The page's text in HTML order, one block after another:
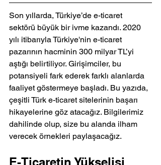
Son yıllarda, Türkiye’de e-ticaret
sektörü büyük bir ivme kazandı. 2020
yılı itibarıyla Türkiye'nin e-ticaret
pazarının hacminin 300 milyar TL’yi
aştığı belirtiliyor. Girişimciler, bu
potansiyeli fark ederek farklı alanlarda
faaliyet göstermeye başladı. Bu yazıda,
çeşitli Türk e-ticaret sitelerinin başarı
hikayelerine göz atacağız. Bilgilerimiz
dahilinde olup, size bu alanda ilham
verecek örnekleri paylaşacağız.
E-Ticaretin Yükselişi